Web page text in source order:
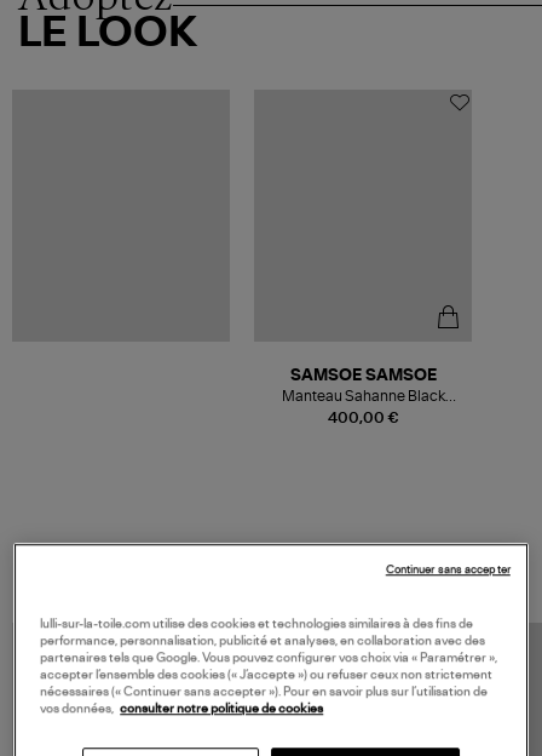
LE LOOK
400,00 €
SAMSOE SAMSOE
Manteau Sahanne Black
Coffee
VOS DERNIERS PRODUITS VUS
lulli-sur-la-toile.com utilise des cookies et technologies similaires à des fins de
performance, personnalisation, publicité et analyses, en collaboration avec des
partenaires tels que Google. Vous pouvez configurer vos choix via « Paramétrer »,
accepter l’ensemble des cookies (« J’accepte ») ou refuser ceux non strictement
nécessaires (« Continuer sans accepter »). Pour en savoir plus sur l’utilisation de
vos données, consulter notre politique de cookies
Continuer sans accepter